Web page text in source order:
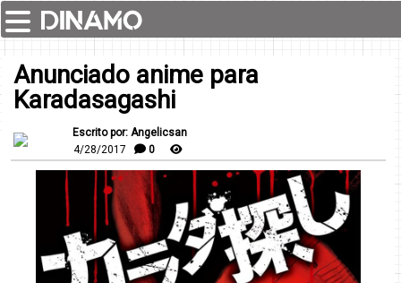
Anunciado anime para
Karadasagashi
Escrito por: Angelicsan
4/28/2017
0